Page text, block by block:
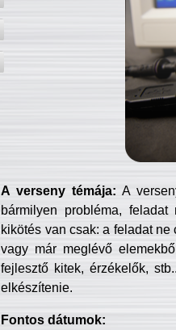
A verseny témája: A
bármilyen probléma, feladat
kikötés van csak: a feladat
vagy már meglévő
fejlesztő kitek, érzékelők,
elkészítenie.
Fontos dátumok: